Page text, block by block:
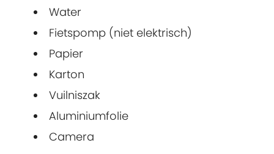
Water
Fietspomp (niet elektrisch)
Papier
Karton
Vuilniszak
Aluminiumfolie
Camera